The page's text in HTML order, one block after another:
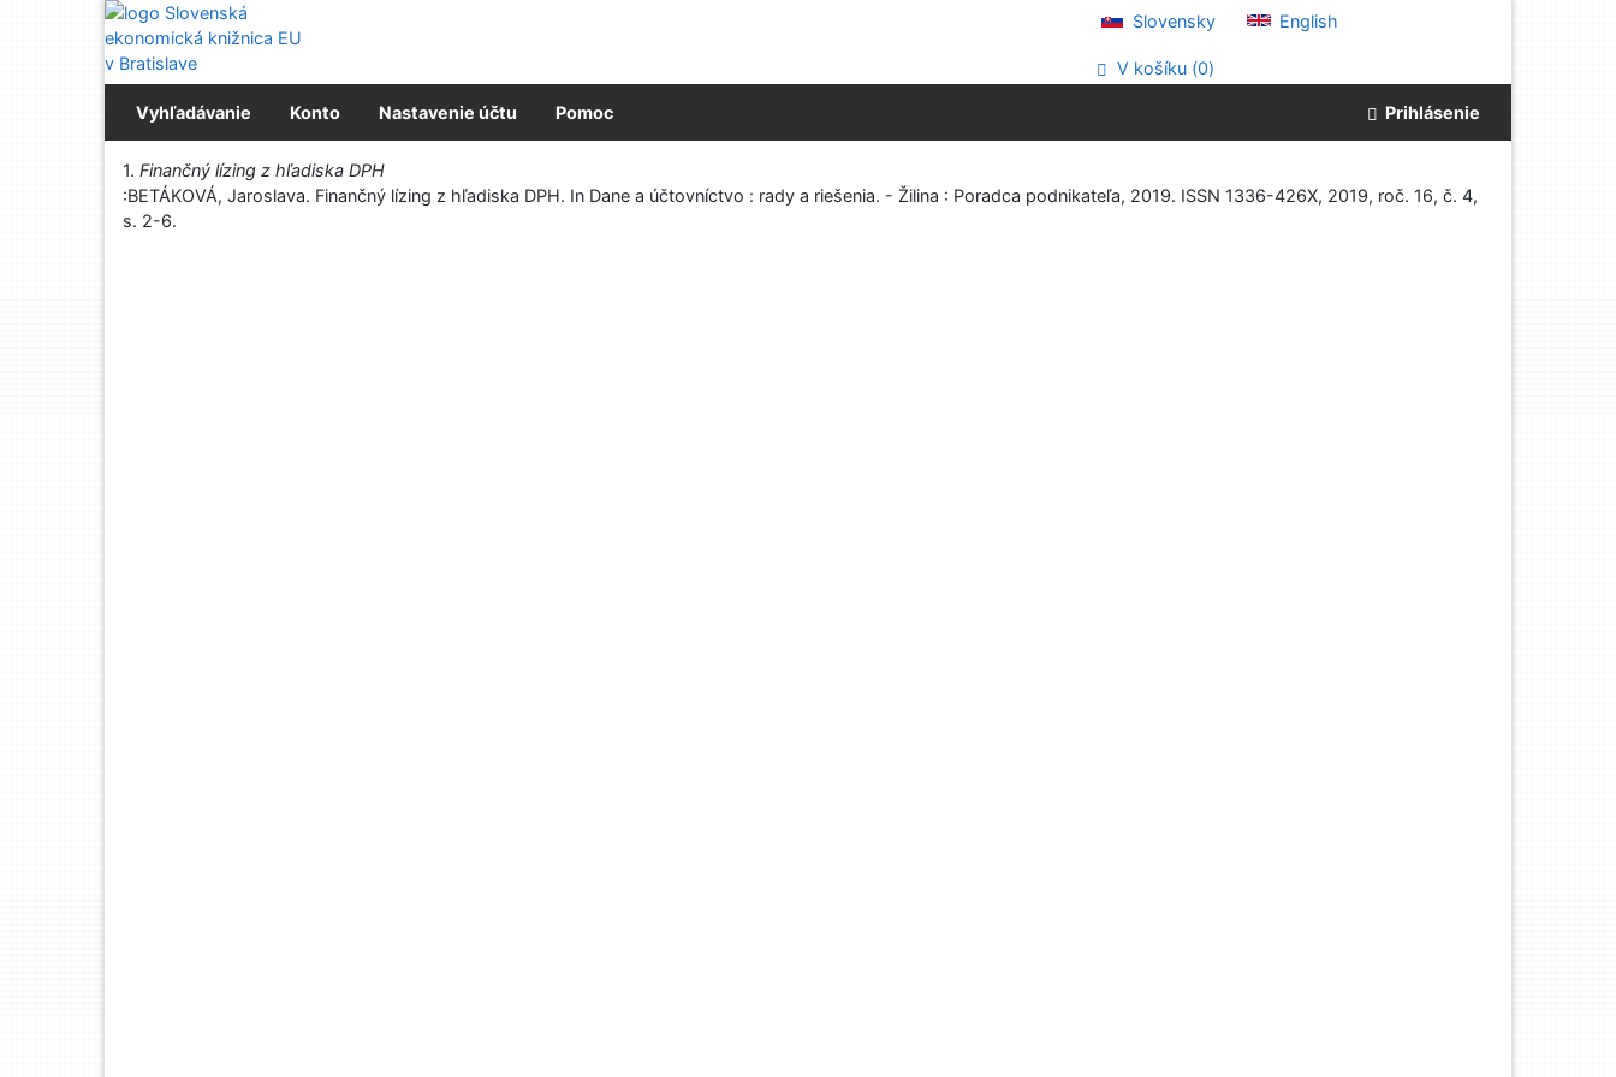
Prejsť na obsah
Prejsť na menu
Prehlásenie o webovej prístupnosti
Slovensky English
V košíku (0)
Vyhľadávanie Konto Nastavenie účtu Pomoc Prihlásenie
Vytlačiť
1. Finančný lízing z hľadiska DPH
:BETÁKOVÁ, Jaroslava. Finančný lízing z hľadiska DPH. In Dane a účtovníctvo : rady a riešenia. - Žilina : Poradca podnikateľa, 2019. ISSN 1336-426X, 2019, roč. 16, č. 4,
s. 2-6.